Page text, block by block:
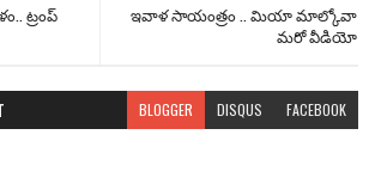
ఇవాళ సాయంత్రం .. మియా మాల్కోవా
మరో వీడియో
ట్రంప్
BLOGGER DISQUS FACEBOOK